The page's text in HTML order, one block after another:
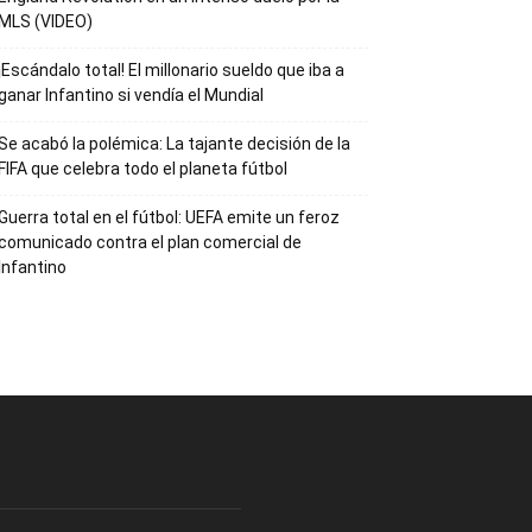
MLS (VIDEO)
total! El millonario sueldo que iba a
Infantino si vendía el Mundial
acabó la polémica: La tajante decisión de la
FIFA que celebra todo el planeta fútbol
total en el fútbol: UEFA emite un feroz
contra el plan comercial de
Infantino